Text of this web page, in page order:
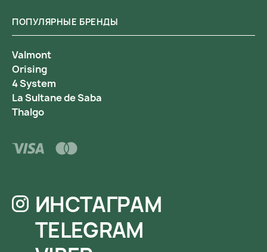
ПОПУЛЯРНЫЕ БРЕНДЫ
Valmont
Orising
4 System
La Sultane de Saba
Thalgo
ИНСТАГРАМ
TELEGRAM